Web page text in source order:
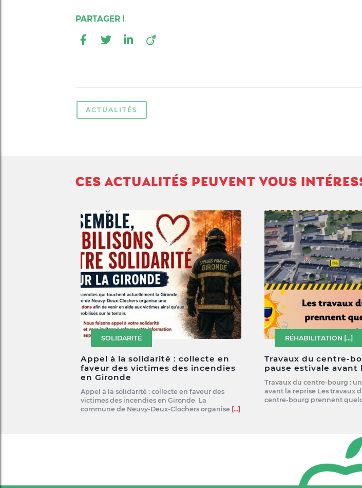
ACTUALITÉS
CES ACTUALITÉS PEUVENT VOUS
SOLIDARITÉ
Appel à la solidarité : collecte en
faveur des victimes des incendies
en Gironde
Appel à la solidarité : collecte en faveur des
victimes des incendies en Gironde La
commune de Neuvy-Deux-Clochers organise [...]
RÉHABILITATION [...]
Travaux du centre-
pause estivale avant
Travaux du centre-bourg :
avant la reprise Les travaux
centre-bourg prennent